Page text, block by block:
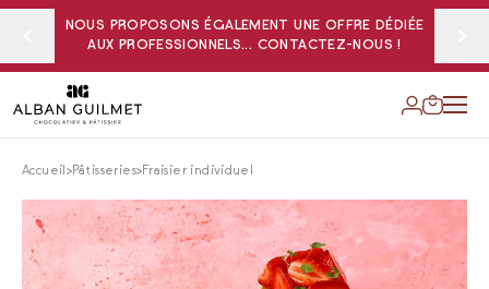
NOUS PROPOSONS ÉGALEMENT UNE OFFRE DÉDIÉE
AUX PROFESSIONNELS... CONTACTEZ-NOUS !
Accueil Pâtisseries Fraisier individuel